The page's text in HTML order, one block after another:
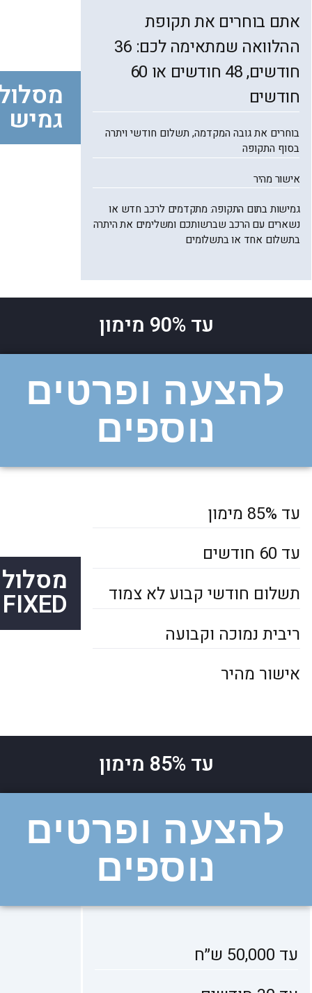
אתם בוחרים את תקופת
ההלוואה שמתאימה לכם: 36
חודשים, 48 חודשים או 60
חודשים
בוחרים את גובה המקדמה, תשלום חודשי ויתרה
בסוף התקופה
אישור מהיר
גמישות בתום התקופה: מתקדמים לרכב חדש או
נשארים עם הרכב שברשותכם ומשלימים את היתרה
בתשלום אחד או בתשלומים
מסלול
גמיש
עד 90% מימון
להצעה ופרטים
נוספים
עד 85% מימון
עד 60 חודשים
תשלום חודשי קבוע לא צמוד
ריבית נמוכה וקבועה
אישור מהיר
מסלול
FIXED
עד 85% מימון
להצעה ופרטים
נוספים
עד 50,000 ש״ח